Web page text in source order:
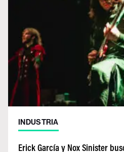
INDUSTRIA
Erick García y Nox Sinister